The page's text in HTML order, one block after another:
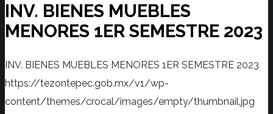
INV. BIENES MUEBLES
MENORES 1ER SEMESTRE 2023
INV. BIENES MUEBLES MENORES 1ER SEMESTRE 2023
https://tezontepec.gob.mx/v1/wp-
content/themes/crocal/images/empty/thumbnail.jpg